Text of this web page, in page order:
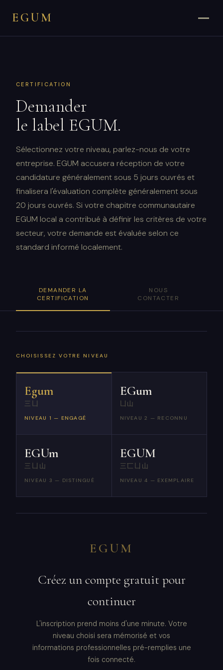
EGUM
CERTIFICATION
Demander
le label EGUM.
Sélectionnez votre niveau, parlez-nous de votre
entreprise. EGUM accusera réception de votre
candidature généralement sous 5 jours ouvrés et
finalisera l'évaluation complète généralement sous
20 jours ouvrés. Si votre chapitre communautaire
EGUM local a contribué à définir les critères de votre
secteur, votre demande est évaluée selon ce
standard informé localement.
DEMANDER LA
CERTIFICATION
NOUS
CONTACTER
CHOISISSEZ VOTRE NIVEAU
Egum
三凵
NIVEAU 1 — ENGAGÉ
EGum
凵山
NIVEAU 2 — RECONNU
EGUm
三凵山
NIVEAU 3 — DISTINGUÉ
EGUM
三匸凵山
NIVEAU 4 — EXEMPLAIRE
EGUM
Créez un compte gratuit pour
continuer
L'inscription prend moins d'une minute. Votre
niveau choisi sera mémorisé et vos
informations professionnelles pré-remplies une
fois connecté.